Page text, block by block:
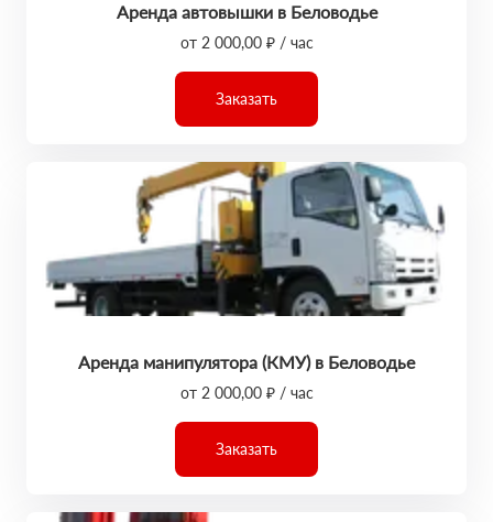
Аренда автовышки в Беловодье
от 2 000,00 ₽ / час
Заказать
Аренда манипулятора (КМУ) в Беловодье
от 2 000,00 ₽ / час
Заказать